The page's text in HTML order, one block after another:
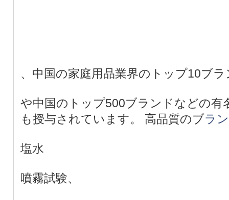
、中国の家庭用品業界のトップ10ブラ
や中国のトップ500ブランドなどの有
も授与されています。 高品質のブラ
塩水
噴霧試験、